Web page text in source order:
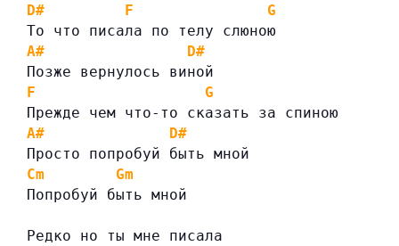
D#
F
G
То что писала по телу слюною
A#
D#
Позже вернулось виной
F
G
Прежде чем что-то сказать за спиною
A#
D#
Просто попробуй быть мной
Cm
Gm
Попробуй быть мной
Редко но ты мне писала